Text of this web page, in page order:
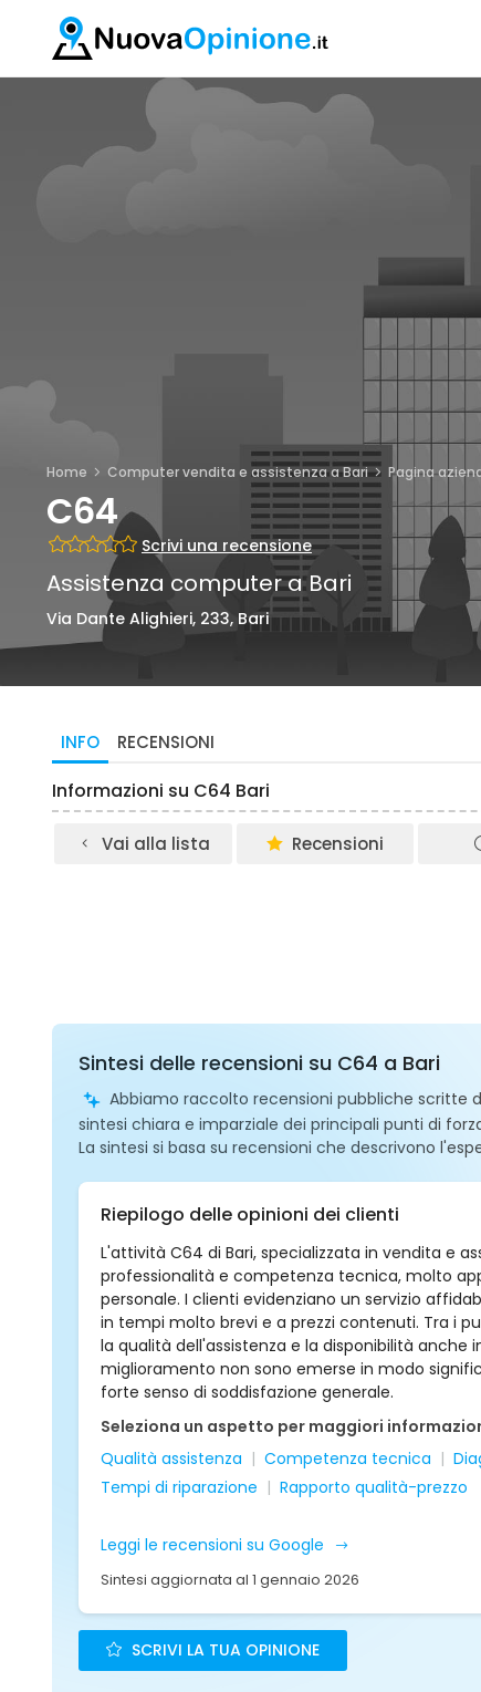
Home Computer vendita e assistenza a Bari Pagina
C64
Scrivi una recensione
Assistenza computer a Bari
Via Dante Alighieri, 233, Bari
INFO RECENSIONI
Informazioni su C64 Bari
Vai alla lista Recensioni
Sintesi delle recensioni su C64 a Bari
Abbiamo raccolto recensioni pubbliche scritte
sintesi chiara e imparziale dei principali punti di
La sintesi si basa su recensioni che descrivono
Riepilogo delle opinioni dei clienti
L'attività C64 di Bari, specializzata in vendita e
professionalità e competenza tecnica, molto
personale. I clienti evidenziano un servizio
in tempi molto brevi e a prezzi contenuti. Tra i
la qualità dell'assistenza e la disponibilità anche
miglioramento non sono emerse in modo
forte senso di soddisfazione generale.
Seleziona un aspetto per maggiori
Qualità assistenza
Competenza tecnica
Tempi di riparazione
Rapporto qualità-prezzo
Leggi le recensioni su Google
Sintesi aggiornata al 1 gennaio 2026
SCRIVI LA TUA OPINIONE